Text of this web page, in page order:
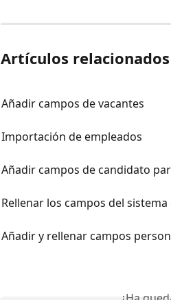
Artículos relacionados
Añadir campos de vacantes
Importación de empleados
Añadir campos de candidato
Rellenar los campos del
Añadir y rellenar campos